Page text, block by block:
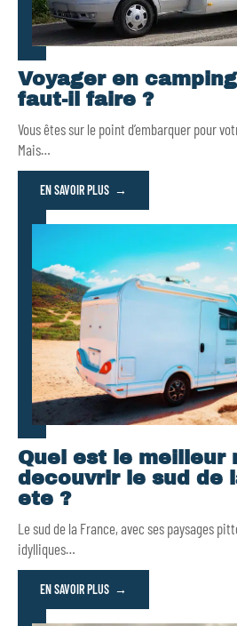
Voyager en
faut-il faire ?
Vous êtes sur le point d’embarquer pour
Mais…
EN SAVOIR PLUS
Quel est le meilleur
decouvrir le sud de
ete ?
Le sud de la France, avec ses paysages
idylliques…
EN SAVOIR PLUS